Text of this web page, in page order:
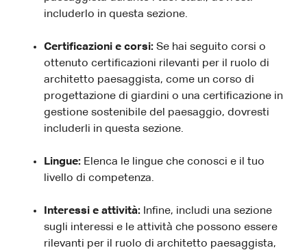
includerlo in questa sezione.
Certificazioni e corsi: Se hai seguito corsi o
ottenuto certificazioni rilevanti per il ruolo di
architetto paesaggista, come un corso di
progettazione di giardini o una certificazione in
gestione sostenibile del paesaggio, dovresti
includerli in questa sezione.
Lingue: Elenca le lingue che conosci e il tuo
livello di competenza.
Interessi e attività: Infine, includi una sezione
sugli interessi e le attività che possono essere
rilevanti per il ruolo di architetto paesaggista,